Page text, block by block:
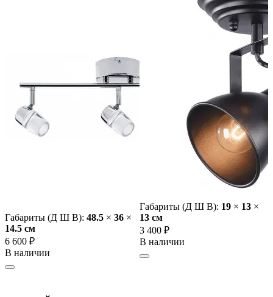
Габариты (Д Ш В): 48.5 × 36 ×
14.5 cм
6 600 ₽
В наличии
Габариты (Д Ш В): 19 × 13 ×
13 cм
3 400 ₽
В наличии